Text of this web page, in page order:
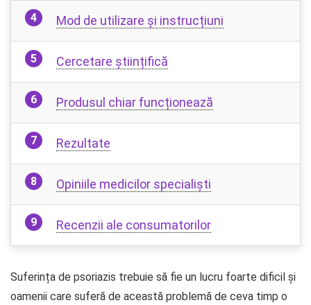
Mod de utilizare și instrucțiuni
Cercetare științifică
Produsul chiar funcționează
Rezultate
Opiniile medicilor specialiști
Recenzii ale consumatorilor
Suferința de psoriazis trebuie să fie un lucru foarte dificil și
oamenii care suferă de această problemă de ceva timp o